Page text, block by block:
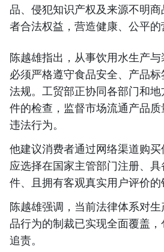
品、侵犯知识产权及来源不明
者合法权益，营造健康、公平的
陈越雄指出，从事饮用水生产
必须严格遵守食品安全、产品
法规。工贸部正协同各部门和
件的检查，监督市场流通产品
违法行为。
他建议消费者通过网络渠道购买
应选择在国家主管部门注册、
件、且拥有客观真实用户评价的
陈越雄强调，当前法律体系对
品行为的制裁已实现全面覆盖
追责。